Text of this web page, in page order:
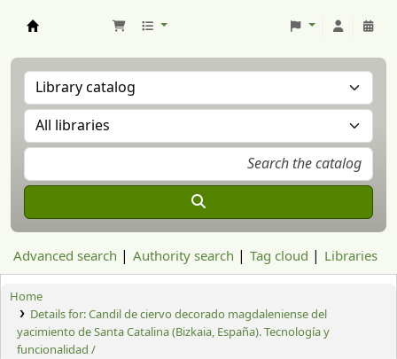
Advanced search Authority search Tag cloud Libraries
Home
Details for:Candil de ciervo decorado magdaleniense del
yacimiento de Santa Catalina (Bizkaia, España). Tecnología y
funcionalidad /